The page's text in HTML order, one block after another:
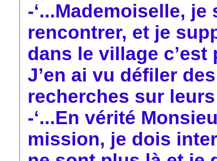
-‘...Mademoiselle,
rencontrer, et je
dans le village
J’en ai vu défiler
recherches sur leurs
-‘...En vérité
mission, je dois